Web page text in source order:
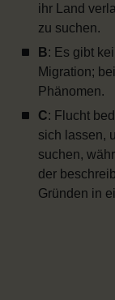
ihr Land
zu suchen.
B: Es gibt
Migration;
Phänomen.
C: Flucht
sich lassen,
suchen,
der
Gründen in